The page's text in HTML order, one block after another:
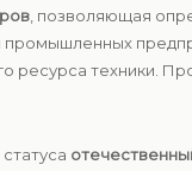
, позволяющая
ресурса техники.
статуса